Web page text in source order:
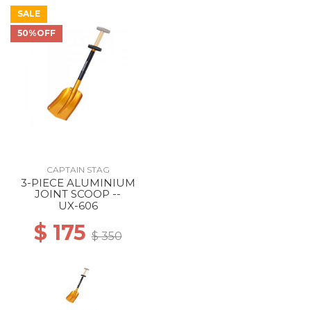
SALE
50%OFF
CAPTAIN STAG
3-PIECE ALUMINIUM
JOINT SCOOP --
UX-606
$ 175$ 350